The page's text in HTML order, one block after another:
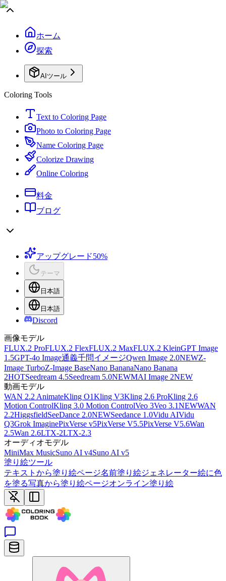
ホーム
探索
AIツール
Coloring Tools
Text to Coloring Page
Photo to Coloring Page
Name Coloring Page
Colorize Drawing
Online Coloring
料金
ブログ
アップグレード50%
テーマ
日本語
日本語
Discord
画像モデル
FLUX.2 ProFLUX.2 FlexFLUX.2 MaxFLUX.2 KleinGPT Image
1.5GPT-4o Image通義千問イメージQwen Image 2.0NEWZ-
Image TurboZ-Image BaseNano BananaNano Banana
2HOTSeedream 4.5Seedream 5.0NEWMAI Image 2NEW
動画モデル
WAN 2.2 AnimateKling O1Kling V3Kling 2.6 ProKling 2.6
Motion ControlKling 3.0 Motion ControlVeo 3Veo 3.1NEWWAN
2.2HiggsfieldSeeDance 2.0NEWSeedance 1.0Vidu AIVidu
Q3Grok ImaginePixVerse v5PixVerse V5.5PixVerse V5.6Wan
2.5Wan 2.6LTX-2LTX-2.3
オーディオモデル
MiniMax MusicSuno AI v4Suno AI v5
塗り絵ツール
テキストから塗り絵ページ名前塗り絵ジェネレーター絵に色
を塗る写真から塗り絵ページオンライン塗り絵